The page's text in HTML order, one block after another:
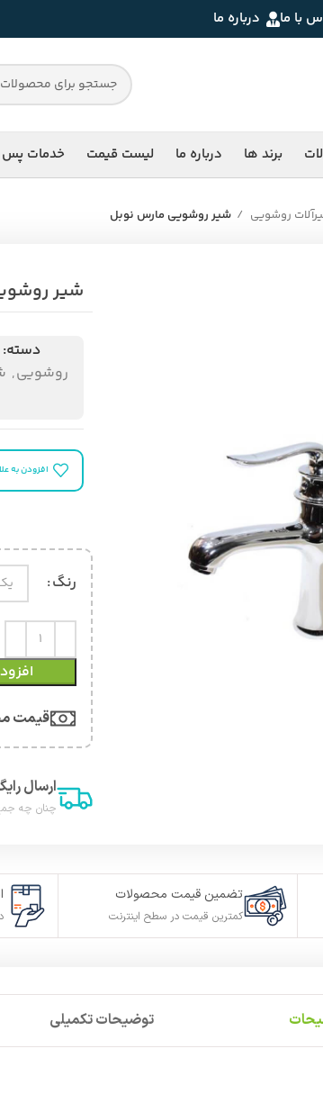
با ما درباره ما
برند ها درباره ما لیست قیمت خدمات پس
روشویی شیر روشویی مارس نوبل
شیر
دسته:
روشویی,
افزودن به
رنگ
قیمت
ارسال
چنان چه جمع صورت حساب شما بالای
تضمین قیمت محصولات
کمترین قیمت در سطح اینترنت
توضیحات تکمیلی